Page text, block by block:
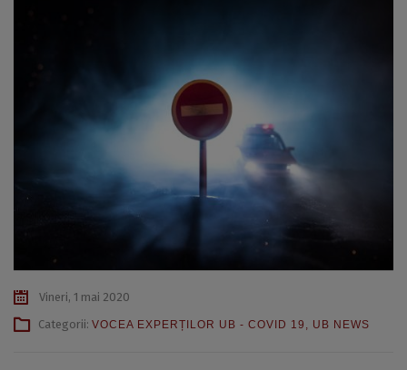
Vineri, 1 mai 2020
Categorii: VOCEA EXPERȚILOR UB - COVID 19 , UB NEWS